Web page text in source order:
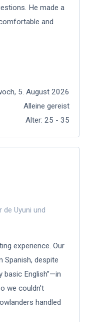
He made a
and
5. August 2026
Alleine gereist
Alter: 25 - 35
de Uyuni und
experience. Our
Spanish, despite
basic English”—in
we couldn’t
handled